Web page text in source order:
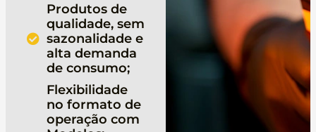
Produtos de
qualidade, sem
sazonalidade e
alta demanda
de consumo;
Flexibilidade
no formato de
operação com